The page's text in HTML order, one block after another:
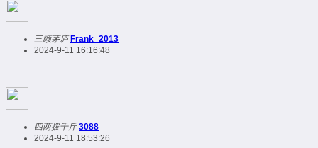
三顾茅庐 Frank_2013
2024-9-11 16:16:48
四两拨千斤 3088
2024-9-11 18:53:26